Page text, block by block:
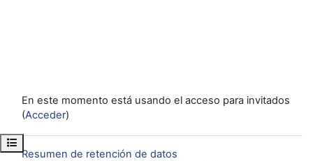
Abrir índice del curso
En este momento está usando el acceso para invitados
(Acceder)
Resumen de retención de datos